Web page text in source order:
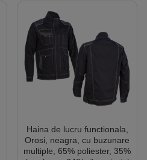
Haina de lucru functionala,
Orosi, neagra, cu buzunare
multiple, 65% poliester, 35%